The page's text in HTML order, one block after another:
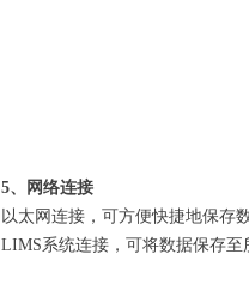
5、网络连接
以太网连接，可方便快捷地保存数
LIMS系统连接，可将数据保存至